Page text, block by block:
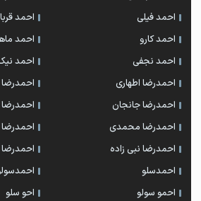
احمد فیلی
احمد
احمد کارو
احمد
احمد نجفی
احمد
احمدرضا اطهاری
احمدرضا جانجان
احمدرضا
احمدرضا محمدی
احمدرضا نبی زاده
احمدرضا
احمدسلو
احمو سولو
احو سلو